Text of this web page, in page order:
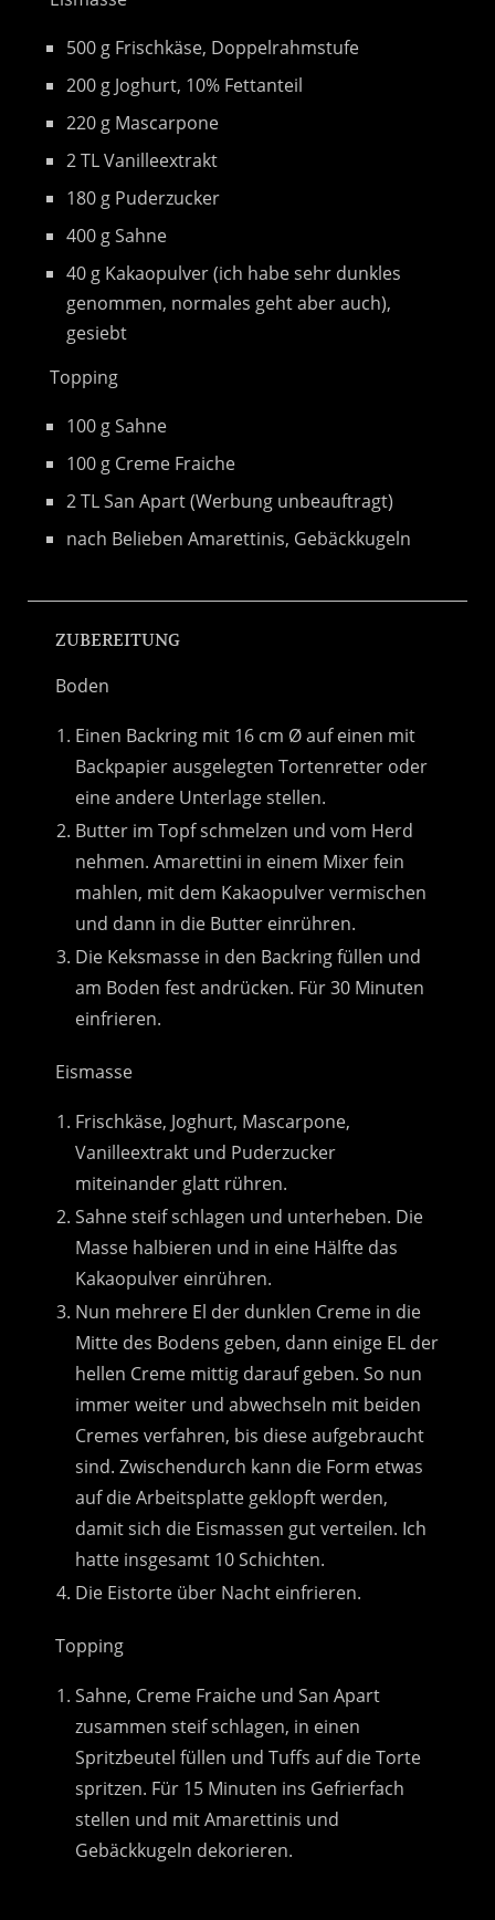
500 g Frischkäse, Doppelrahmstufe
200 g Joghurt, 10% Fettanteil
220 g Mascarpone
2 TL Vanilleextrakt
180 g Puderzucker
400 g Sahne
40 g Kakaopulver (ich habe sehr dunkles
genommen, normales geht aber auch),
gesiebt
Topping
100 g Sahne
100 g Creme Fraiche
2 TL San Apart (Werbung unbeauftragt)
nach Belieben Amarettinis, Gebäckkugeln
ZUBEREITUNG
Boden
Einen Backring mit 16 cm Ø auf einen mit
Backpapier ausgelegten Tortenretter oder
eine andere Unterlage stellen.
Butter im Topf schmelzen und vom Herd
nehmen. Amarettini in einem Mixer fein
mahlen, mit dem Kakaopulver vermischen
und dann in die Butter einrühren.
Die Keksmasse in den Backring füllen und
am Boden fest andrücken. Für 30 Minuten
einfrieren.
Eismasse
Frischkäse, Joghurt, Mascarpone,
Vanilleextrakt und Puderzucker
miteinander glatt rühren.
Sahne steif schlagen und unterheben. Die
Masse halbieren und in eine Hälfte das
Kakaopulver einrühren.
Nun mehrere El der dunklen Creme in die
Mitte des Bodens geben, dann einige EL der
hellen Creme mittig darauf geben. So nun
immer weiter und abwechseln mit beiden
Cremes verfahren, bis diese aufgebraucht
sind. Zwischendurch kann die Form etwas
auf die Arbeitsplatte geklopft werden,
damit sich die Eismassen gut verteilen. Ich
hatte insgesamt 10 Schichten.
Die Eistorte über Nacht einfrieren.
Topping
Sahne, Creme Fraiche und San Apart
zusammen steif schlagen, in einen
Spritzbeutel füllen und Tuffs auf die Torte
spritzen. Für 15 Minuten ins Gefrierfach
stellen und mit Amarettinis und
Gebäckkugeln dekorieren.